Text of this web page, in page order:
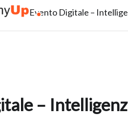
Evento Digitale –
–